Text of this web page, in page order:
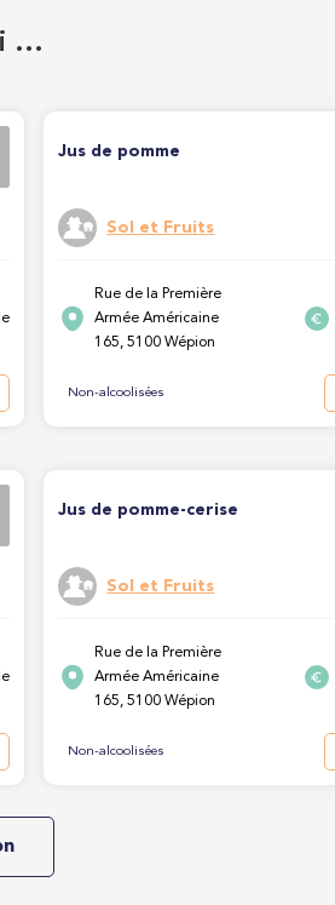
…
Jus de pomme
Sol et Fruits
Rue de la Première
Armée Américaine
165, 5100 Wépion
Non-alcoolisées
Jus de pomme-cerise
Sol et Fruits
Rue de la Première
Armée Américaine
165, 5100 Wépion
Non-alcoolisées